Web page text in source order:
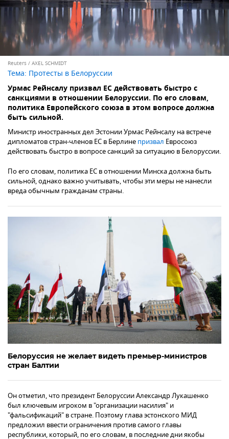
Reuters / AXEL SCHMIDT
Тема: Протесты в Белоруссии
Урмас Рейнсалу призвал ЕС действовать быстро с
санкциями в отношении Белоруссии. По его словам,
политика Европейского союза в этом вопросе должна
быть сильной.
Министр иностранных дел Эстонии Урмас Рейнсалу на встрече
дипломатов стран-членов ЕС в Берлине призвал Евросоюз
действовать быстро в вопросе санкций за ситуацию в Белоруссии.
По его словам, политика ЕС в отношении Минска должна быть
сильной, однако важно учитывать, чтобы эти меры не нанесли
вреда обычным гражданам страны.
Белоруссия не желает видеть премьер-министров
стран Балтии
Он отметил, что президент Белоруссии Александр Лукашенко
был ключевым игроком в "организации насилия" и
"фальсификаций" в стране. Поэтому глава эстонского МИД
предложил ввести ограничения против самого главы
республики, который, по его словам, в последние дни якобы